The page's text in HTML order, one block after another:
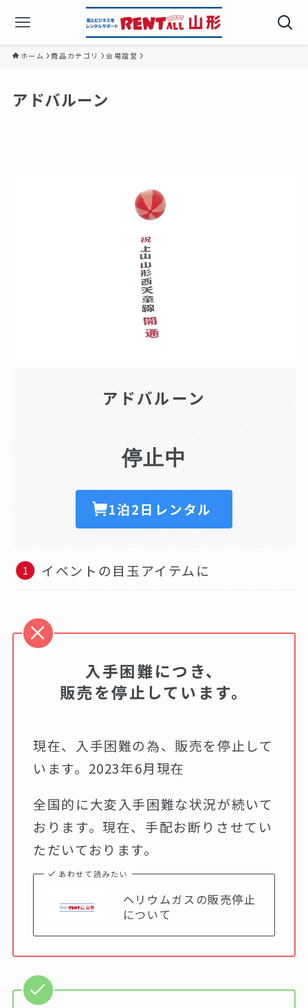
ホーム 商品カテゴリ 会場設営
アドバルーン
アドバルーン
停止中
1泊2日レンタル
イベントの目玉アイテムに
入手困難につき、
販売を停止しています。
現在、入手困難の為、販売を停止して
います。2023年6月現在
全国的に大変入手困難な状況が続いて
おります。現在、手配お断りさせてい
ただいております。
あわせて読みたい
ヘリウムガスの販売停止
について